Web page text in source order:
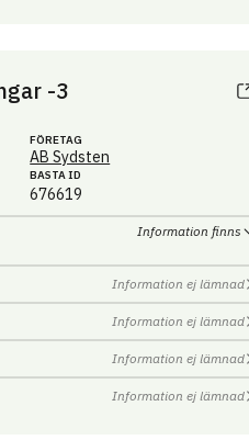
-3
FÖRETAG
AB Sydsten
BASTA ID
676619
Information finns
Information ej lämnad
Information ej lämnad
Information ej lämnad
Information ej lämnad